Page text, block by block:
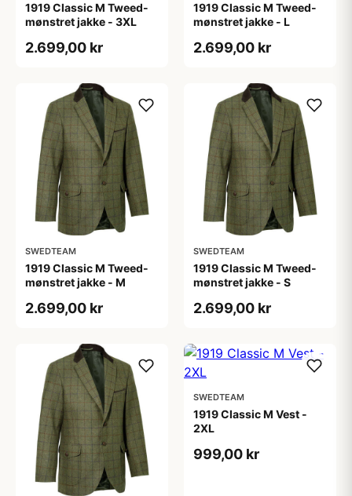
1919 Classic M Tweed-
mønstret jakke - 3XL
2.699,00 kr
1919 Classic M Tweed-
mønstret jakke - L
2.699,00 kr
SWEDTEAM
1919 Classic M Tweed-
mønstret jakke - M
2.699,00 kr
SWEDTEAM
1919 Classic M Tweed-
mønstret jakke - S
2.699,00 kr
SWEDTEAM
1919 Classic M Vest -
2XL
999,00 kr